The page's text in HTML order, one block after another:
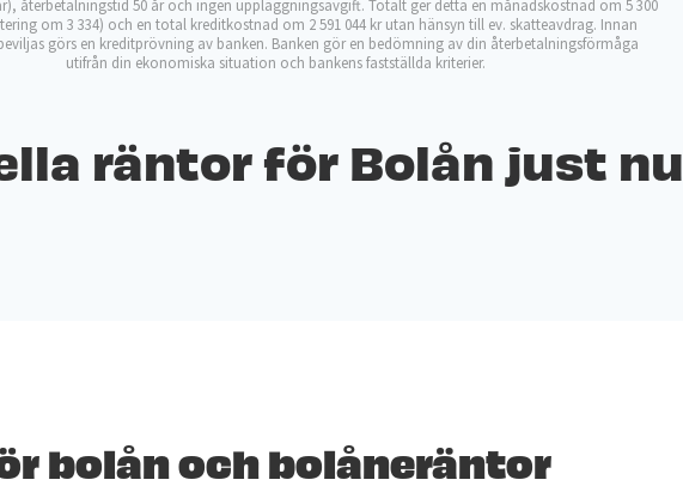
återbetalningstid 50 år och ingen uppläggningsavgift. Totalt ger detta en månadskostnad om 5 300
om 3 334) och en total kreditkostnad om 2 591 044 kr utan hänsyn till ev. skatteavdrag. Innan
görs en kreditprövning av banken. Banken gör en bedömning av din återbetalningsförmåga
utifrån din ekonomiska situation och bankens fastställda kriterier.
räntor för Bolån just nu
bolån och bolåneräntor